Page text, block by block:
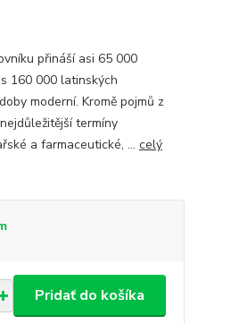
přináší asi 65 000
160 000 latinských
moderní. Kromě pojmů z
termíny
a farmaceutické, ... celý
Pridať do košíka